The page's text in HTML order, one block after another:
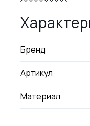
Бренд
Артикул
Материал